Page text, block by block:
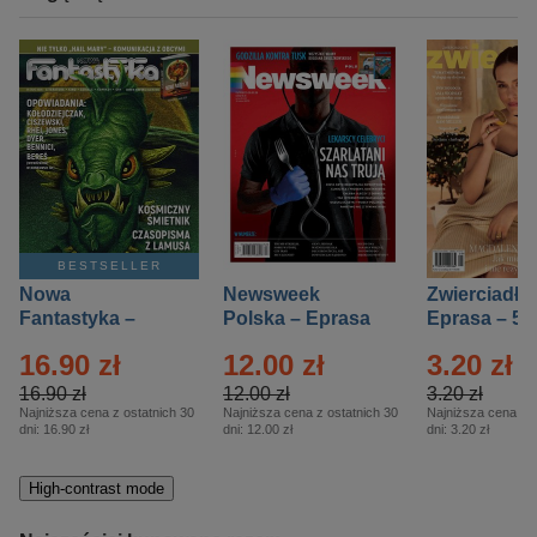
BESTSELLER
Nowa
Fantastyka –
16.90 zł
16.90 zł
Najniższa cena z ostatnich 30
dni: 16.90 zł
Newsweek
Polska – Eprasa
12.00 zł
12.00 zł
Najniższa cena z ostatnich 30
dni: 12.00 zł
Zwierciadło
Eprasa – 5/
3.20 zł
3.20 zł
Najniższa cena z
dni: 3.20 zł
High-contrast mode